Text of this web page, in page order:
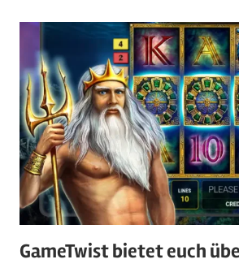
GameTwist bietet euch